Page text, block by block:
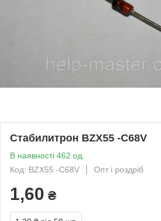
Стабилитрон BZX55 -C68V
В наявності 462 од.
Код: BZX55 -C68V
Опт і роздріб
1,60 ₴